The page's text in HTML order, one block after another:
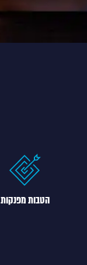
הטבות מפנקות